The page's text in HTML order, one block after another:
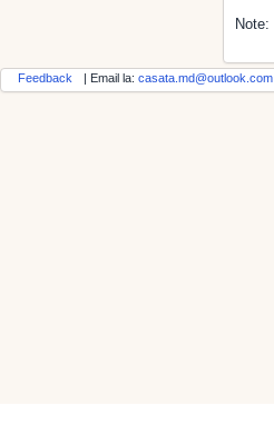
Note:
Feedback | Email la: casata.md@outlook.com